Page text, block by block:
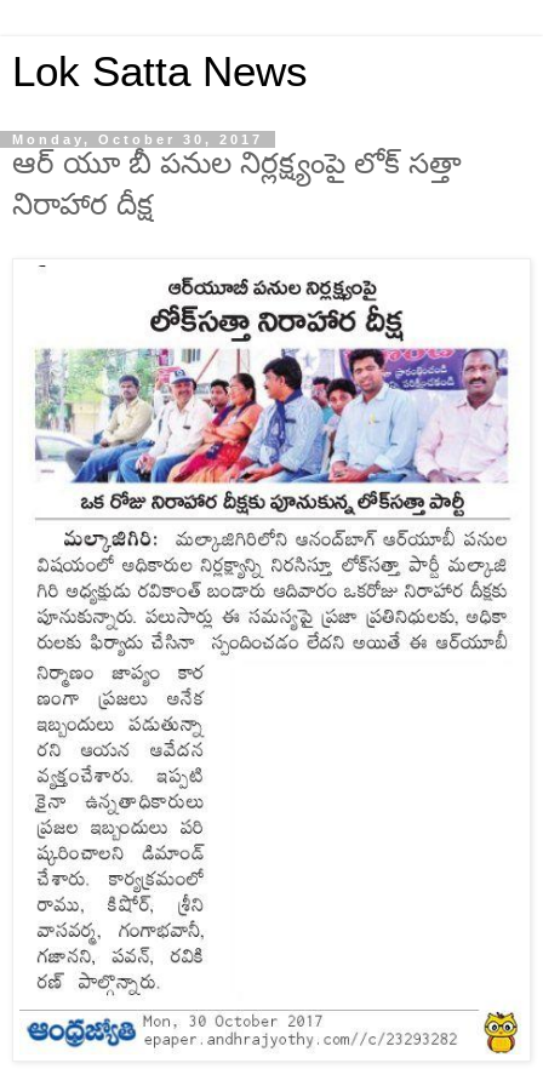
Lok Satta News
Monday, October 30, 2017
ఆర్ యూ బీ పనుల నిర్లక్ష్యంపై లోక్ సత్తా
నిరాహార దీక్ష